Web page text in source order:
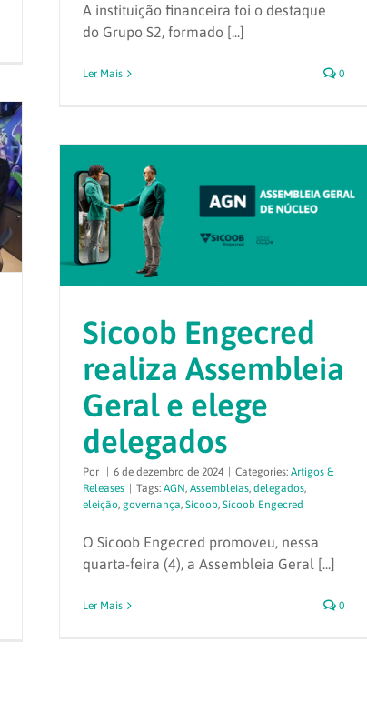
A instituição financeira foi o destaque
do Grupo S2, formado [...]
Ler Mais 0
Sicoob Engecred
realiza Assembleia
Geral e elege
delegados
Por 6 de dezembro de 2024 Categories: Artigos &
Releases
Tags: AGN, Assembleias, delegados,
eleição, governança, Sicoob, Sicoob Engecred
O Sicoob Engecred promoveu, nessa
quarta-feira (4), a Assembleia Geral [...]
Ler Mais 0